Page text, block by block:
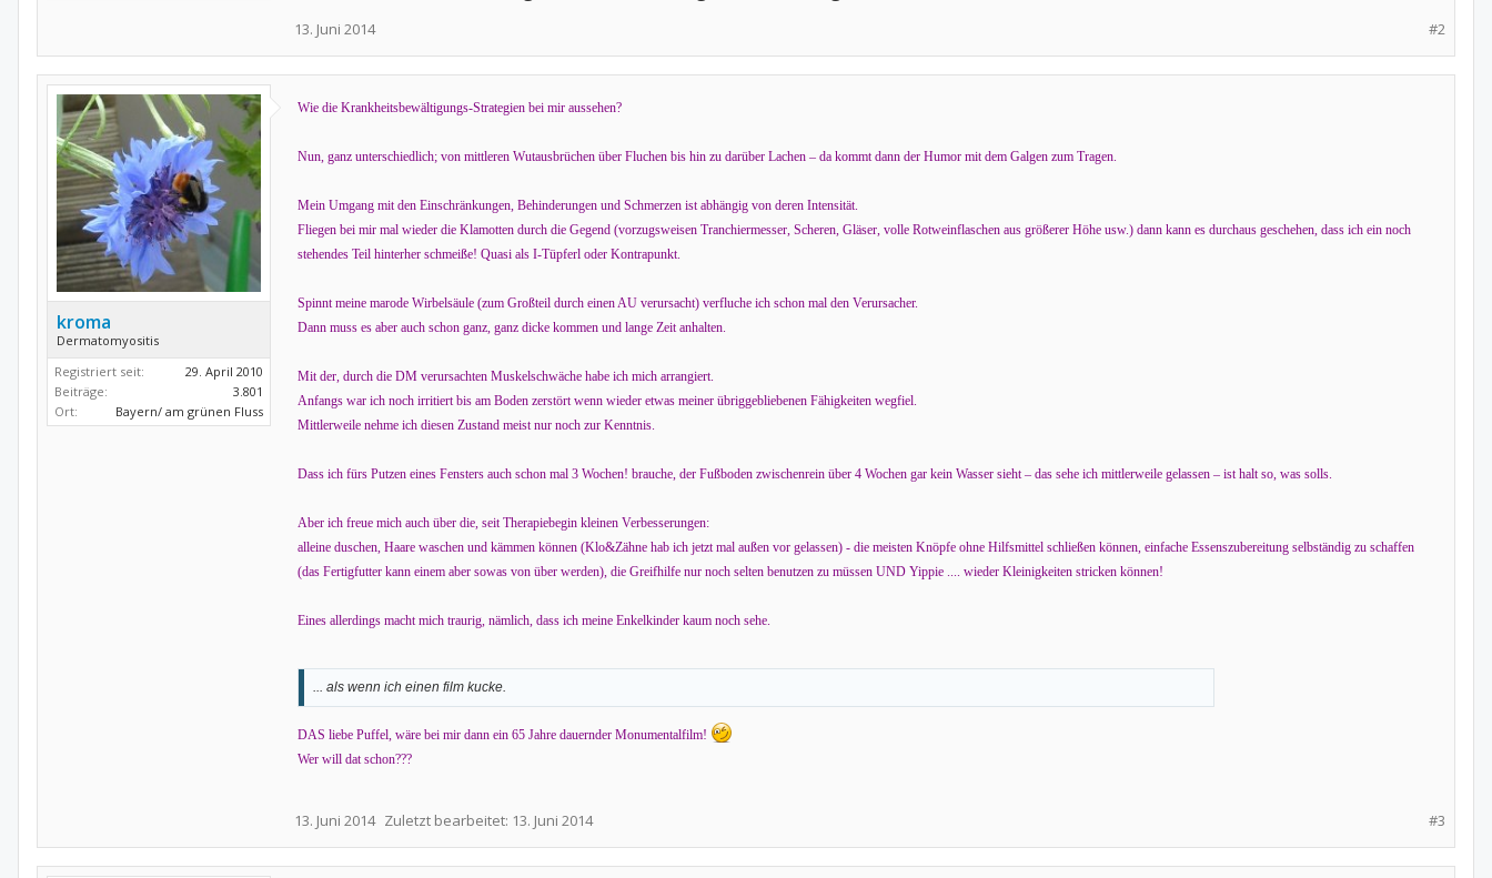
#2
13. Juni 2014
kroma
Dermatomyositis
Registriert seit:
29. April 2010
Beiträge:
3.801
Ort:
Bayern/ am grünen Fluss
Wie die Krankheitsbewältigungs-Strategien bei mir aussehen?
Nun, ganz unterschiedlich; von mittleren Wutausbrüchen über Fluchen bis hin zu darüber Lachen – da kommt dann der Humor mit dem Galgen zum Tragen.
Mein Umgang mit den Einschränkungen, Behinderungen und Schmerzen ist abhängig von deren Intensität.
Fliegen bei mir mal wieder die Klamotten durch die Gegend (vorzugsweisen Tranchiermesser, Scheren, Gläser, volle Rotweinflaschen aus größerer Höhe usw.) dann kann es durchaus geschehen, dass ich ein noch
stehendes Teil hinterher schmeiße! Quasi als I-Tüpferl oder Kontrapunkt.
Spinnt meine marode Wirbelsäule (zum Großteil durch einen AU verursacht) verfluche ich schon mal den Verursacher.
Dann muss es aber auch schon ganz, ganz dicke kommen und lange Zeit anhalten.
Mit der, durch die DM verursachten Muskelschwäche habe ich mich arrangiert.
Anfangs war ich noch irritiert bis am Boden zerstört wenn wieder etwas meiner übriggebliebenen Fähigkeiten wegfiel.
Mittlerweile nehme ich diesen Zustand meist nur noch zur Kenntnis.
Dass ich fürs Putzen eines Fensters auch schon mal 3 Wochen! brauche, der Fußboden zwischenrein über 4 Wochen gar kein Wasser sieht – das sehe ich mittlerweile gelassen – ist halt so, was solls.
Aber ich freue mich auch über die, seit Therapiebegin kleinen Verbesserungen:
alleine duschen, Haare waschen und kämmen können (Klo&Zähne hab ich jetzt mal außen vor gelassen) - die meisten Knöpfe ohne Hilfsmittel schließen können, einfache Essenszubereitung selbständig zu schaffen
(das Fertigfutter kann einem aber sowas von über werden), die Greifhilfe nur noch selten benutzen zu müssen UND Yippie .... wieder Kleinigkeiten stricken können!
Eines allerdings macht mich traurig, nämlich, dass ich meine Enkelkinder kaum noch sehe.
... als wenn ich einen film kucke.
DAS liebe Puffel, wäre bei mir dann ein 65 Jahre dauernder Monumentalfilm!
Wer will dat schon???
#3
13. Juni 2014 Zuletzt bearbeitet: 13. Juni 2014